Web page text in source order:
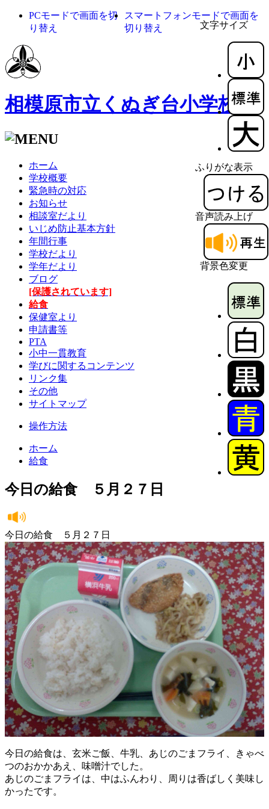
文字サイズ
ふりがな表示
音声読み上げ
背景色変更
PCモードで画面を切
り替え
スマートフォンモードで画面を
切り替え
相模原市立くぬぎ台小学校
ホーム
学校概要
緊急時の対応
お知らせ
相談室だより
いじめ防止基本方針
年間行事
学校だより
学年だより
ブログ
[保護されています]
給食
保健室より
申請書等
PTA
小中一貫教育
学びに関するコンテンツ
リンク集
その他
サイトマップ
操作方法
ホーム
給食
今日の給食 ５月２７日
今日の給食 ５月２７日
今日の給食は、玄米ご飯、牛乳、あじのごまフライ、きゃべ
つのおかかあえ、味噌汁でした。
あじのごまフライは、中はふんわり、周りは香ばしく美味し
かったです。